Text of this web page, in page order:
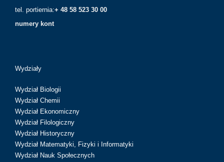
tel. portiernia:+ 48 58 523 30 00
numery kont
Wydziały
Wydział Biologii
Wydział Chemii
Wydział Ekonomiczny
Wydział Filologiczny
Wydział Historyczny
Wydział Matematyki, Fizyki i Informatyki
Wydział Nauk Społecznych